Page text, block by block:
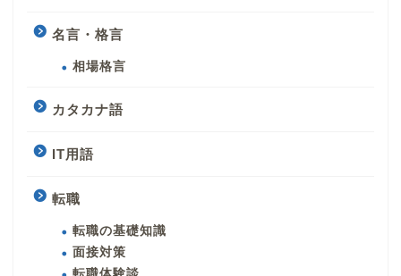
名言・格言
相場格言
カタカナ語
IT用語
転職
転職の基礎知識
面接対策